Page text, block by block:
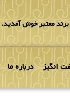
معتبر خوش آمدید.
انگیز درباره ما